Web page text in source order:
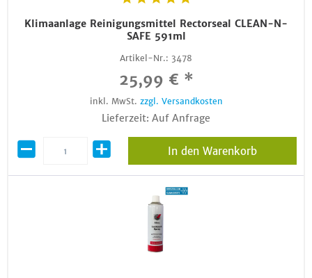
Klimaanlage Reinigungsmittel Rectorseal CLEAN-N-
SAFE 591ml
Artikel-Nr.: 3478
25,99 € *
inkl. MwSt. zzgl. Versandkosten
Lieferzeit: Auf Anfrage
In den Warenkorb